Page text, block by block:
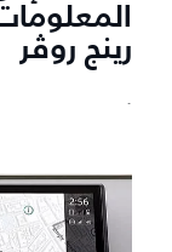
رينج روڤر
`